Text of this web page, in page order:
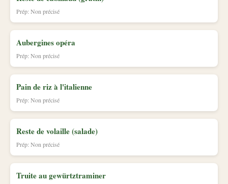
Prép: Non précisé
Aubergines opéra
Prép: Non précisé
Pain de riz à l'italienne
Prép: Non précisé
Reste de volaille (salade)
Prép: Non précisé
Truite au gewürtztraminer